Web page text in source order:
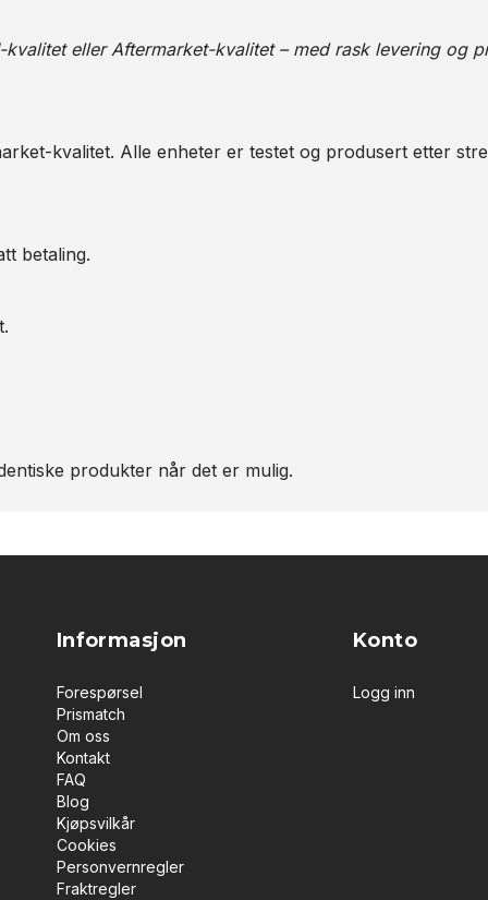
kvalitet eller Aftermarket-kvalitet – med rask levering og
kvalitet. Alle enheter er testet og produsert etter
betaling.
produkter når det er mulig.
Informasjon
Forespørsel
Prismatch
Om oss
Kontakt
FAQ
Blog
Kjøpsvilkår
Cookies
Personvernregler
Fraktregler
Konto
Logg inn